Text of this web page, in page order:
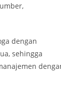
dengan
sehingga